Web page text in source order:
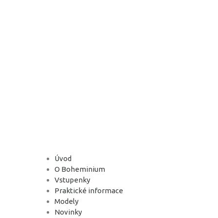
Úvod
O Boheminium
Vstupenky
Praktické informace
Modely
Novinky